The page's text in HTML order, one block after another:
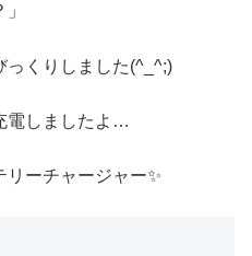
っくりしました(^_^;)
電しましたよ…
ーチャージャー✨